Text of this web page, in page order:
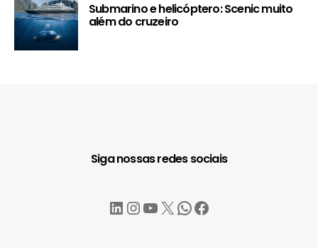
Submarino e helicóptero: Scenic muito
além do cruzeiro
Siga nossas redes sociais
LinkedIn
Instagram
YouTube
X WhatsApp
Facebook